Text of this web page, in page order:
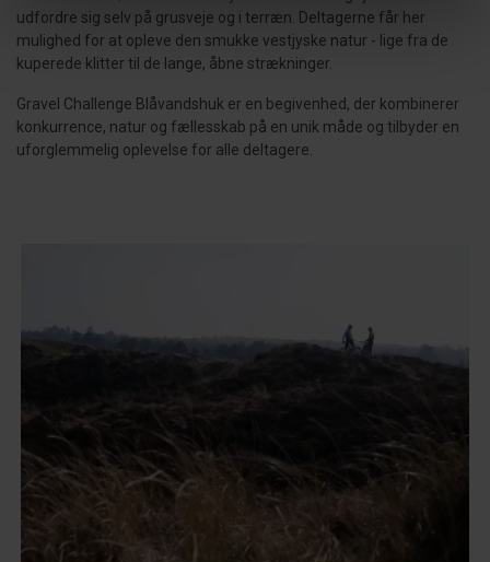
udfordre sig selv på grusveje og i terræn. Deltagerne får her
mulighed for at opleve den smukke vestjyske natur - lige fra de
kuperede klitter til de lange, åbne strækninger.
Gravel Challenge Blåvandshuk er en begivenhed, der kombinerer
konkurrence, natur og fællesskab på en unik måde og tilbyder en
uforglemmelig oplevelse for alle deltagere.